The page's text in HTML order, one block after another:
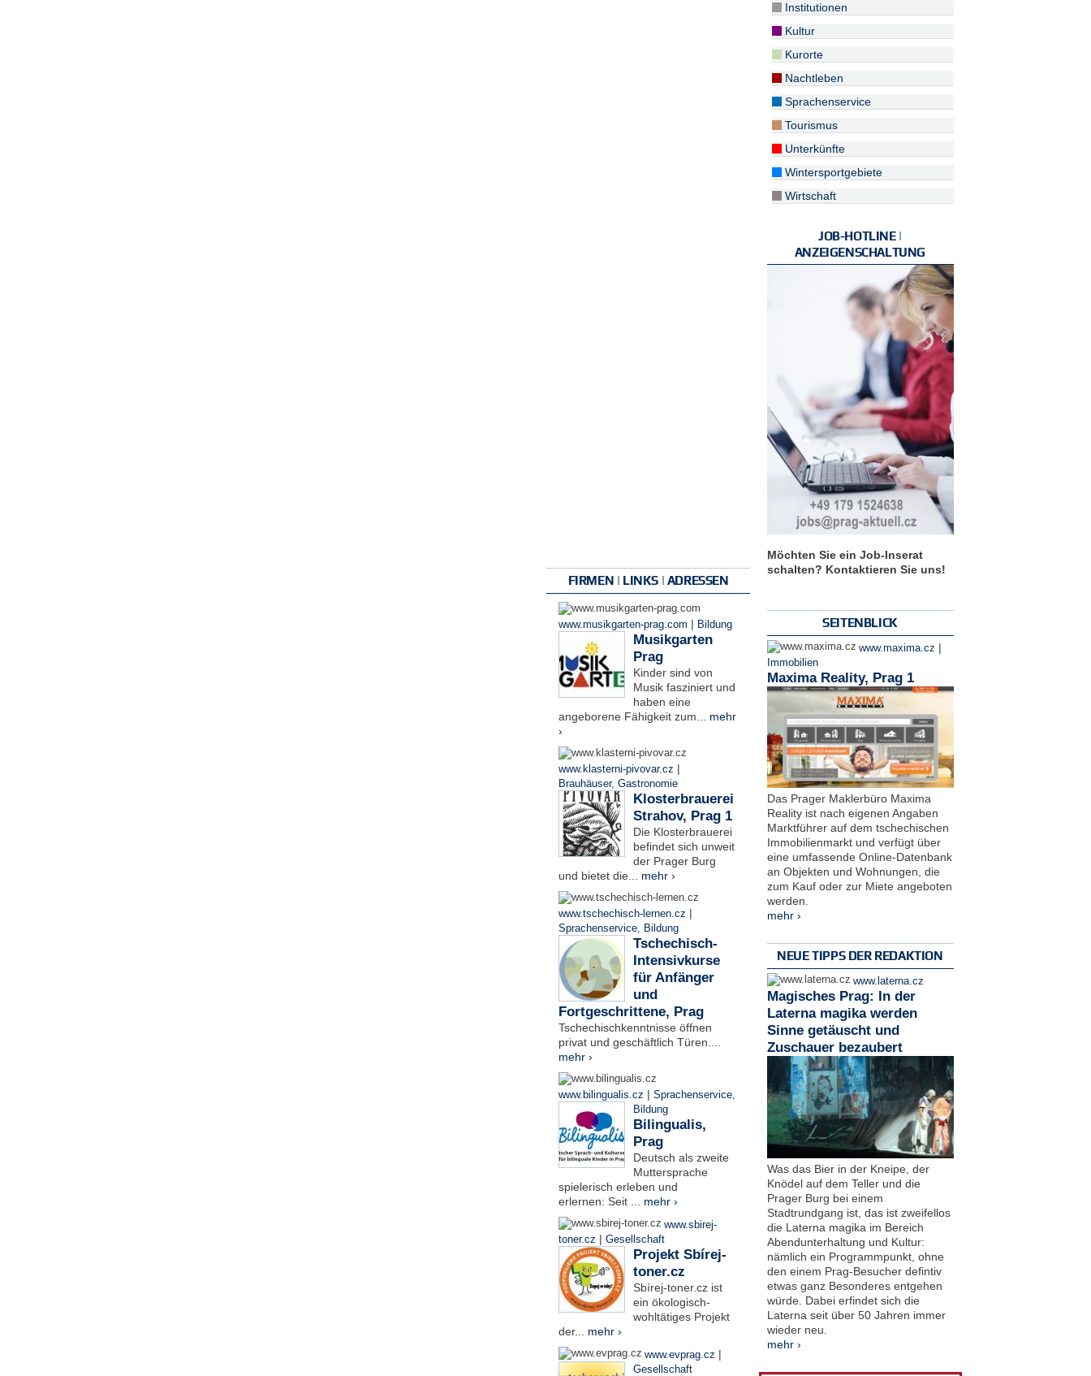
FIRMEN | LINKS | ADRESSEN
www.musikgarten-prag.com | Bildung
Musikgarten
Prag
Kinder sind von
Musik fasziniert und
haben eine
angeborene Fähigkeit zum... mehr
›
www.klasterni-pivovar.cz |
Brauhäuser, Gastronomie
Klosterbrauerei
Strahov, Prag 1
Die Klosterbrauerei
befindet sich unweit
der Prager Burg
und bietet die... mehr ›
www.tschechisch-lernen.cz |
Sprachenservice, Bildung
Tschechisch-
Intensivkurse
für Anfänger
und
Fortgeschrittene, Prag
Tschechischkenntnisse öffnen
privat und geschäftlich Türen....
mehr ›
www.bilingualis.cz | Sprachenservice,
Bildung
Bilingualis,
Prag
Deutsch als zweite
Muttersprache
spielerisch erleben und
erlernen: Seit ... mehr ›
www.sbirej-
toner.cz | Gesellschaft
Projekt Sbírej-
toner.cz
Sbírej-toner.cz ist
ein ökologisch-
wohltätiges Projekt
der... mehr ›
www.evprag.cz |
Gesellschaft
Institutionen
Kultur
Kurorte
Nachtleben
Sprachenservice
Tourismus
Unterkünfte
Wintersportgebiete
Wirtschaft
JOB-HOTLINE |
ANZEIGENSCHALTUNG
Möchten Sie ein Job-Inserat
schalten? Kontaktieren Sie uns!
SEITENBLICK
www.maxima.cz |
Immobilien
Maxima Reality, Prag 1
Das Prager Maklerbüro Maxima
Reality ist nach eigenen Angaben
Marktführer auf dem tschechischen
Immobilienmarkt und verfügt über
eine umfassende Online-Datenbank
an Objekten und Wohnungen, die
zum Kauf oder zur Miete angeboten
werden.
mehr ›
NEUE TIPPS DER REDAKTION
www.laterna.cz
Magisches Prag: In der
Laterna magika werden
Sinne getäuscht und
Zuschauer bezaubert
Was das Bier in der Kneipe, der
Knödel auf dem Teller und die
Prager Burg bei einem
Stadtrundgang ist, das ist zweifellos
die Laterna magika im Bereich
Abendunterhaltung und Kultur:
nämlich ein Programmpunkt, ohne
den einem Prag-Besucher defintiv
etwas ganz Besonderes entgehen
würde. Dabei erfindet sich die
Laterna seit über 50 Jahren immer
wieder neu.
mehr ›